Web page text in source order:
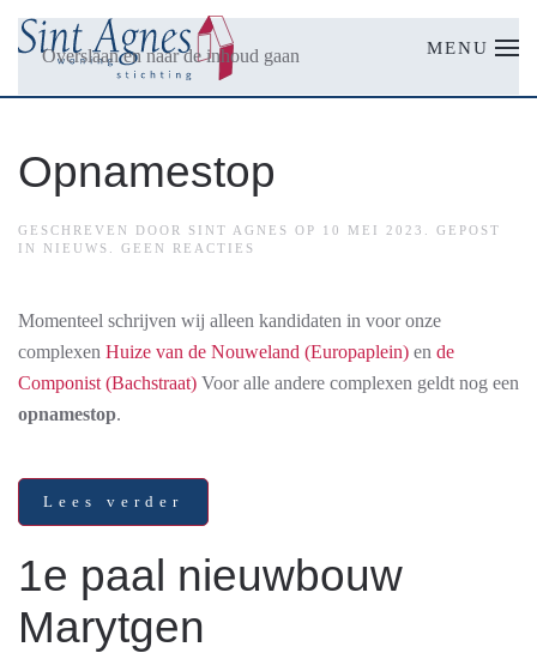
Overslaan en naar de inhoud gaan MENU
Opnamestop
GESCHREVEN DOOR SINT AGNES OP 10 MEI 2023
. GEPOST
IN NIEUWS GEEN REACTIES
Momenteel schrijven wij alleen kandidaten in voor onze
complexen Huize van de Nouweland (Europaplein) en de
Componist (Bachstraat) Voor alle andere complexen geldt nog een
opnamestop.
Lees verder
1e paal nieuwbouw
Marytgen